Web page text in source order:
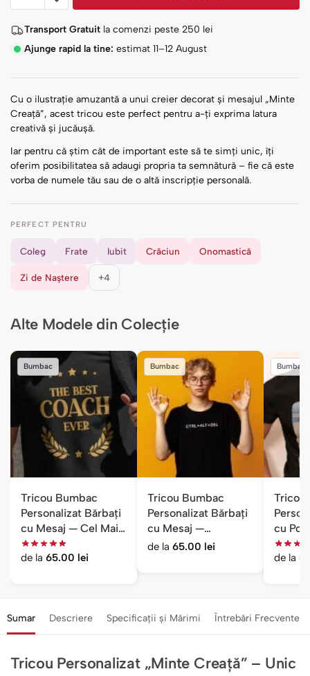
Transport Gratuit la comenzi peste 250 lei
Ajunge rapid la tine: estimat 11–12 August
Cu o ilustrație amuzantă a unui creier decorat și mesajul „Minte
Creață”, acest tricou este perfect pentru a-ți exprima latura
creativă și jucăușă.
Iar pentru că știm cât de important este să te simți unic, îți
oferim posibilitatea să adaugi propria ta semnătură – fie că este
vorba de numele tău sau de o altă inscripție personală.
PERFECT PENTRU
Coleg Frate Iubit Crăciun Onomastică
Zi de Naștere +4
Alte Modele din Colecție
Bumbac
Tricou Bumbac
Personalizat Bărbați
cu Mesaj — Cel Mai
Bun Antrenor
de la 65.00 lei
Bumbac
Tricou Bumbac
Personalizat Bărbați
cu Mesaj —
Ctrl+Alt+Del
de la 65.00 lei
Bumbac
Tricou
cu
de la
Sumar Descriere Specificații și Mărimi Întrebări Frecvente
Tricou Personalizat „Minte Creață” – Unic